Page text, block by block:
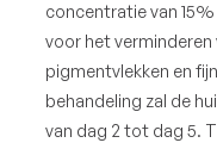
concentratie van
voor het verminderen
pigmentvlekken en
behandeling zal de
van dag 2 tot dag 5.